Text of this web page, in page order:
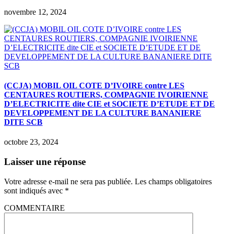
novembre 12, 2024
(CCJA) MOBIL OIL COTE D’IVOIRE contre LES
CENTAURES ROUTIERS, COMPAGNIE IVOIRIENNE
D’ELECTRICITE dite CIE et SOCIETE D’ETUDE ET DE
DEVELOPPEMENT DE LA CULTURE BANANIERE
DITE SCB
octobre 23, 2024
Laisser une réponse
Votre adresse e-mail ne sera pas publiée. Les champs obligatoires
sont indiqués avec *
COMMENTAIRE